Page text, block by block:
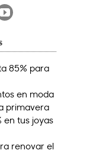
85% para
en moda
primavera
en tus joyas
renovar el